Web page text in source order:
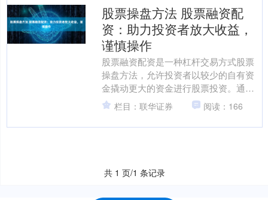
股票操盘方法 股票融资配
资：助力投资者放大收益，
谨慎操作
股票融资配资是一种杠杆交易方式股票
操盘方法，允许投资者以较少的自有资
金撬动更大的资金进行股票投资。通过
融资配资，投资者可以放大收益，但同
时也面临更高的风险。 选....
栏目：联华证券 阅读：166
共 1 页/1 条记录